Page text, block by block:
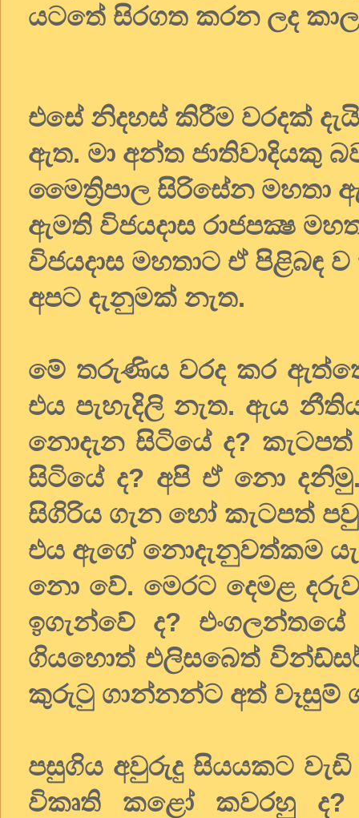
යටතේ සිරගත කරන ලද
එසේ නිදහස් කිරීම වරදක්
ඇත. මා අන්ත ජාතිවාදියකු
මෛත්‍රිපාල සිරිසේන මහතා
ඇමති විජයදාස රාජපක්‍ෂ
විජයදාස මහතාට ඒ පිළිබඳ
අපට දැනුමක් නැත.
මේ තරුණිය වරද කර
එය පැහැදිලි නැත. ඇය
නොදැන සිටියේ ද?
සිටියේ ද? අපි ඒ නො
සිගිරිය ගැන හෝ කැටපත්
එය ඇගේ නොදැනුවත්කම
නො වේ. මෙරට දෙමළ
ඉගැන්වේ ද?
ගියහොත් එලිසබෙත්
කුරුටු ගාන්නන්ට අත් වෑසුම්
පසුගිය අවුරුදු සියයකට
විකෘති කළෝ කවරහු ද?